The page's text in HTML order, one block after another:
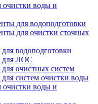
очистки воды и
для водоподготовки
для очистки сточных
водоподготовки
для ЛОС
очистных систем
систем очистки воды
очистки воды и